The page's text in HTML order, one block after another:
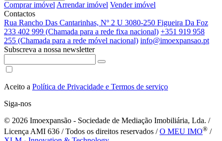
Comprar imóvel Arrendar imóvel Vender imóvel
Contactos
Rua Rancho Das Cantarinhas, Nº 2 U 3080-250 Figueira Da Foz
233 402 999 (Chamada para a rede fixa nacional) +351 919 958
255 (Chamada para a rede móvel nacional) info@imoexpansao.pt
Subscreva a nossa newsletter
Aceito a Política de Privacidade e Termos de serviço
Siga-nos
© 2026 Imoexpansão - Sociedade de Mediação Imobiliária, Lda. /
Licença AMI 636 / Todos os direitos reservados /O MEU IMO® /